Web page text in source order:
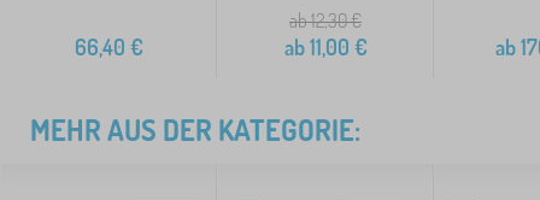
66,40 €
ab 12,30€
ab11,00 € ab
MEHR AUS DER KATEGORIE: